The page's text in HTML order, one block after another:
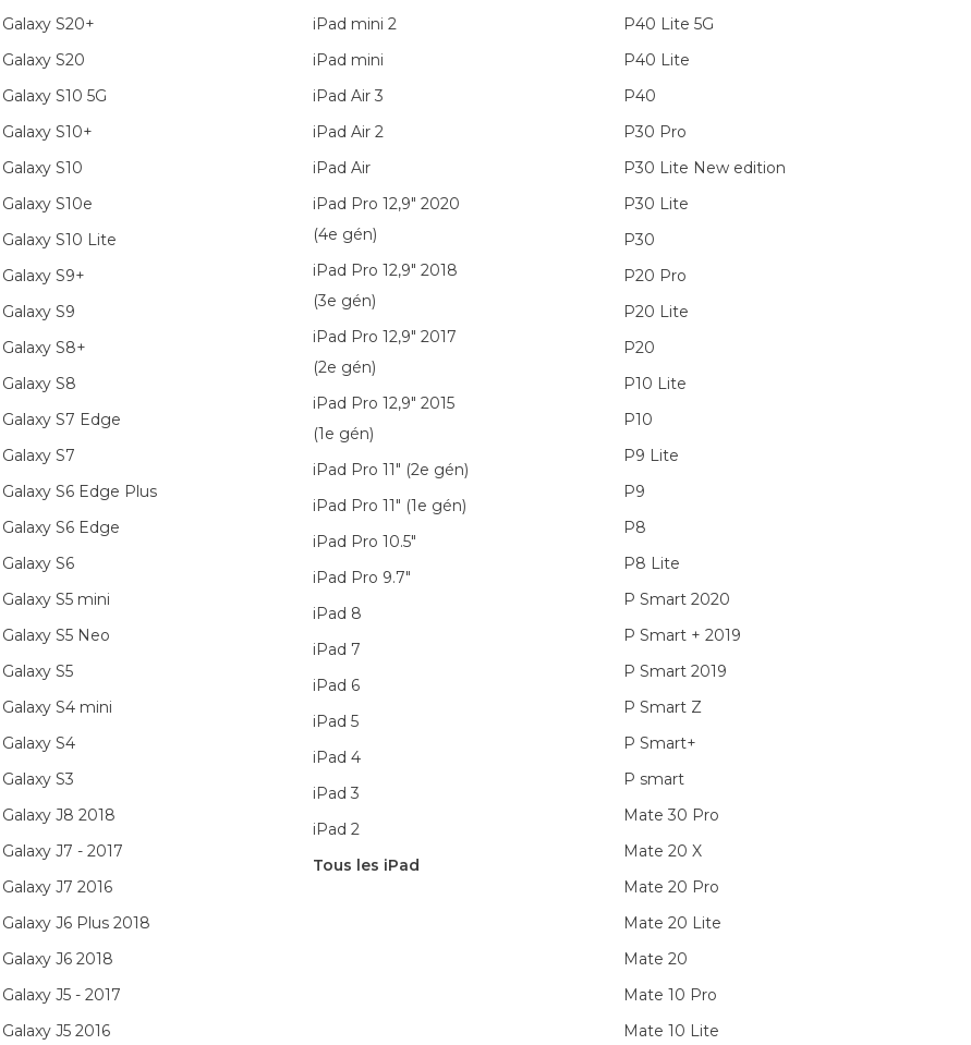
Galaxy S20+
Galaxy S20
Galaxy S10 5G
Galaxy S10+
Galaxy S10
Galaxy S10e
Galaxy S10 Lite
Galaxy S9+
Galaxy S9
Galaxy S8+
Galaxy S8
Galaxy S7 Edge
Galaxy S7
Galaxy S6 Edge Plus
Galaxy S6 Edge
Galaxy S6
Galaxy S5 mini
Galaxy S5 Neo
Galaxy S5
Galaxy S4 mini
Galaxy S4
Galaxy S3
Galaxy J8 2018
Galaxy J7 - 2017
Galaxy J7 2016
Galaxy J6 Plus 2018
Galaxy J6 2018
Galaxy J5 - 2017
Galaxy J5 2016
iPad mini 2
iPad mini
iPad Air 3
iPad Air 2
iPad Air
iPad Pro 12,9" 2020
(4e gén)
iPad Pro 12,9" 2018
(3e gén)
iPad Pro 12,9" 2017
(2e gén)
iPad Pro 12,9" 2015
(1e gén)
iPad Pro 11" (2e gén)
iPad Pro 11" (1e gén)
iPad Pro 10.5"
iPad Pro 9.7"
iPad 8
iPad 7
iPad 6
iPad 5
iPad 4
iPad 3
iPad 2
Tous les iPad
P40 Lite 5G
P40 Lite
P40
P30 Pro
P30 Lite New edition
P30 Lite
P30
P20 Pro
P20 Lite
P20
P10 Lite
P10
P9 Lite
P9
P8
P8 Lite
P Smart 2020
P Smart + 2019
P Smart 2019
P Smart Z
P Smart+
P smart
Mate 30 Pro
Mate 20 X
Mate 20 Pro
Mate 20 Lite
Mate 20
Mate 10 Pro
Mate 10 Lite